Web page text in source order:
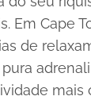
Em Cape
de
mais